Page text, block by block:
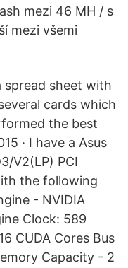
mezi 46 MH / s
mezi všemi
spread sheet with
cards which
the best
· I have a Asus
V2(LP) PCI
the following
- NVIDIA
Clock: 589
CUDA Cores Bus
Capacity - 2